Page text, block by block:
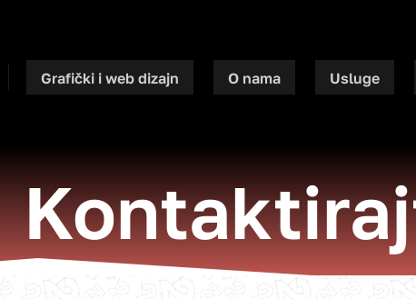
Grafički i web dizajn O nama Usluge